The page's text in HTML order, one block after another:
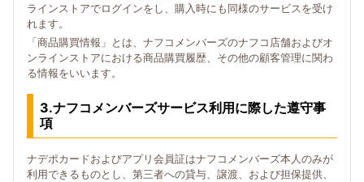
ラインストアでログインをし、購入時にも同様のサービスを受け
れます。
「商品購買情報」とは、ナフコメンバーズのナフコ店舗およびオ
ンラインストアにおける商品購買履歴、その他の顧客管理に関わ
る情報をいいます。
3.ナフコメンバーズサービス利用に際した遵守事
項
ナデポカードおよびアプリ会員証はナフコメンバーズ本人のみが
利用できるものとし、第三者への貸与、譲渡、および担保提供、